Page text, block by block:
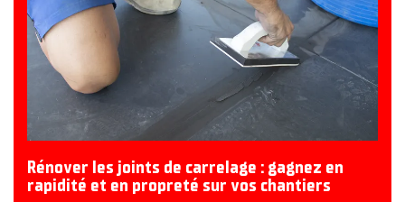
Rénover les joints de carrelage : gagnez en
rapidité et en propreté sur vos chantiers